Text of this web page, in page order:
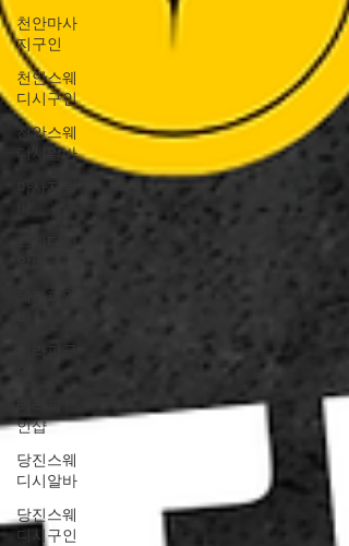
천안마사
지구인
천안스웨
디시구인
천안스웨
디시알바
마사지알
스웨디시
테라피알
테라피구
인샵
당진스웨
디시알바
당진스웨
디시구인